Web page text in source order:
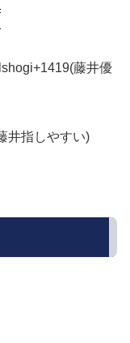
藤井優
井指しやすい)